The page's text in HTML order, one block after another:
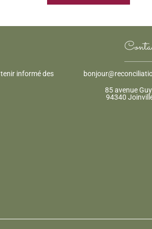
variations.
Les
options
peuvent
informé des
85 avenue
94340